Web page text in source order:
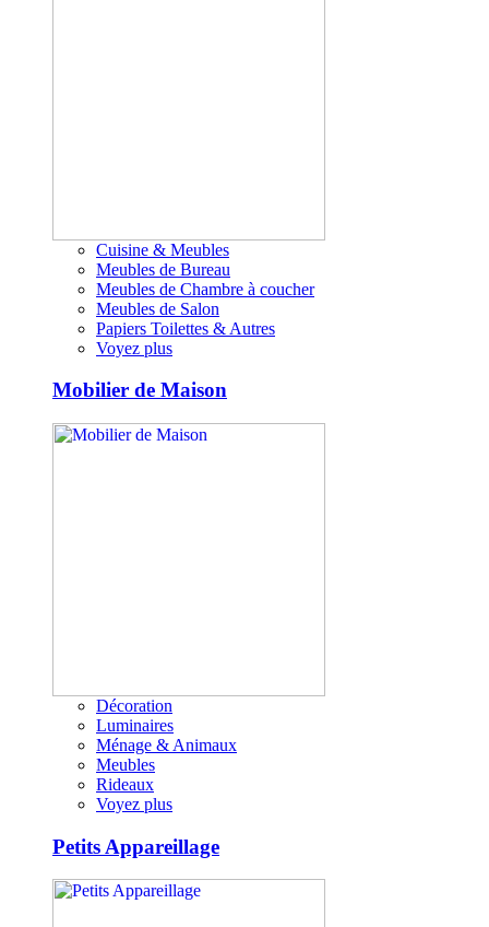
Cuisine & Meubles
Meubles de Bureau
Meubles de Chambre à coucher
Meubles de Salon
Papiers Toilettes & Autres
Voyez plus
Mobilier de Maison
Décoration
Luminaires
Ménage & Animaux
Meubles
Rideaux
Voyez plus
Petits Appareillage